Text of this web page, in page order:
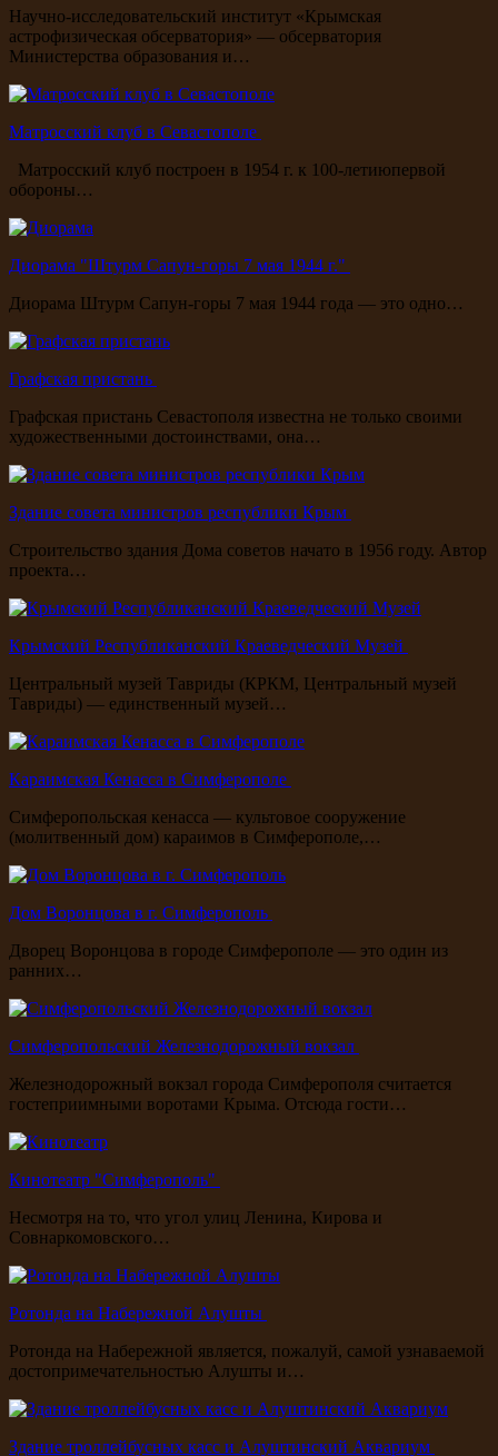
Научно-исследовательский институт «Крымская
астрофизическая обсерватория» — обсерватория
Министерства образования и…
Матросский клуб в Севастополе
Матросский клуб построен в 1954 г. к 100-летиюпервой
обороны…
Диорама "Штурм Сапун-горы 7 мая 1944 г."
Диорама Штурм Сапун-горы 7 мая 1944 года — это одно…
Графская пристань
Графская пристань Севастополя известна не только своими
художественными достоинствами, она…
Здание совета министров республики Крым
Строительство здания Дома советов начато в 1956 году. Автор
проекта…
Крымский Республиканский Краеведческий Музей
Центральный музей Тавриды (КРКМ, Центральный музей
Тавриды) — единственный музей…
Караимская Кенасса в Симферополе
Симферопольская кенасса — культовое сооружение
(молитвенный дом) караимов в Симферополе,…
Дом Воронцова в г. Симферополь
Дворец Воронцова в городе Симферополе — это один из
ранних…
Симферопольский Железнодорожный вокзал
Железнодорожный вокзал города Симферополя считается
гостеприимными воротами Крыма. Отсюда гости…
Кинотеатр "Симферополь"
Несмотря на то, что угол улиц Ленина, Кирова и
Совнаркомовского…
Ротонда на Набережной Алушты
Ротонда на Набережной является, пожалуй, самой узнаваемой
достопримечательностью Алушты и…
Здание троллейбусных касс и Алуштинский Аквариум